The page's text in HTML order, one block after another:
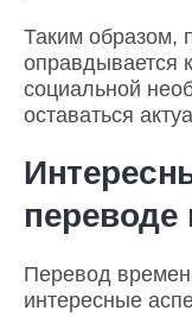
Таким образом,
оправдывается
социальной
оставаться
переводе
Перевод
интересные